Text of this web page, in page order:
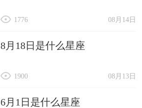
08月14日
1776
8月18日是什么星座
08月13日
1900
6月1日是什么星座